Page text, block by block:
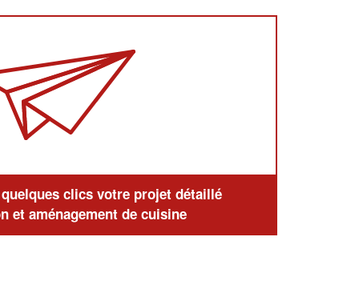
clics votre projet détaillé
et aménagement de cuisine